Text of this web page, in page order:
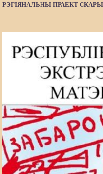
РЭГІЯНАЛЬНЫ ПРАЕКТ